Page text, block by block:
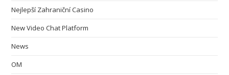
Nejlepší Zahraniční Casino
New Video Chat Platform
News
OM